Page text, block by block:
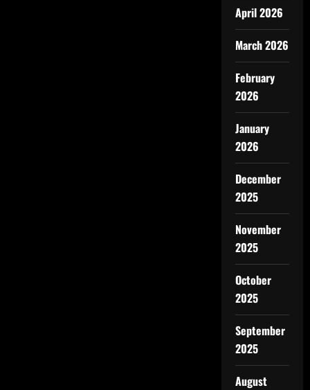
April 2026
March 2026
February
2026
January
2026
December
2025
November
2025
October
2025
September
2025
August